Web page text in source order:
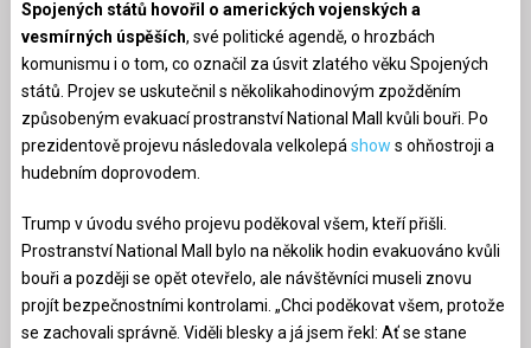
Spojených států hovořil o amerických vojenských a
vesmírných úspěších, své politické agendě, o hrozbách
komunismu i o tom, co označil za úsvit zlatého věku Spojených
států. Projev se uskutečnil s několikahodinovým zpožděním
způsobeným evakuací prostranství National Mall kvůli bouři. Po
prezidentově projevu následovala velkolepá show s ohňostroji a
hudebním doprovodem.
Trump v úvodu svého projevu poděkoval všem, kteří přišli.
Prostranství National Mall bylo na několik hodin evakuováno kvůli
bouři a později se opět otevřelo, ale návštěvníci museli znovu
projít bezpečnostními kontrolami. „Chci poděkovat všem, protože
se zachovali správně. Viděli blesky a já jsem řekl: Ať se stane